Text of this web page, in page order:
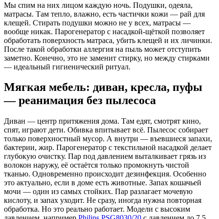
Мы спим на них лицом каждую ночь. Подушки, одеяла,
матрасы. Там тепло, влажно, есть частички кожи — рай для
клещей. Стирать подушки можно не у всех, матрасы —
вообще никак. Парогенератор с насадкой-щёткой позволяет
обработать поверхность матраса, убить клещей и их личинки.
После такой обработки аллергия на пыль может отступить
заметно. Конечно, это не заменит стирку, но между стирками
— идеальный гигиенический ритуал.
Мягкая мебель: диван, кресла, пуфы
— реанимация без пылесоса
Диван — центр притяжения дома. Там едят, смотрят кино,
спят, играют дети. Обивка впитывает всё. Пылесос собирает
только поверхностный мусор. А внутри — въевшиеся запахи,
бактерии, жир. Парогенератор с текстильной насадкой делает
глубокую очистку. Пар под давлением выталкивает грязь из
волокон наружу, её остаётся только промокнуть чистой
тканью. Одновременно происходит дезинфекция. Особенно
это актуально, если в доме есть животные. Запах кошачьей
мочи — один из самых стойких. Пар разлагает мочевую
кислоту, и запах уходит. Не сразу, иногда нужна повторная
обработка. Но это реально работает. Модели с высоким